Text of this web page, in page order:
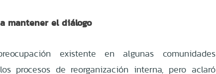
mantener el diálogo
existente en algunas comunidades
procesos de reorganización interna, pero aclaró